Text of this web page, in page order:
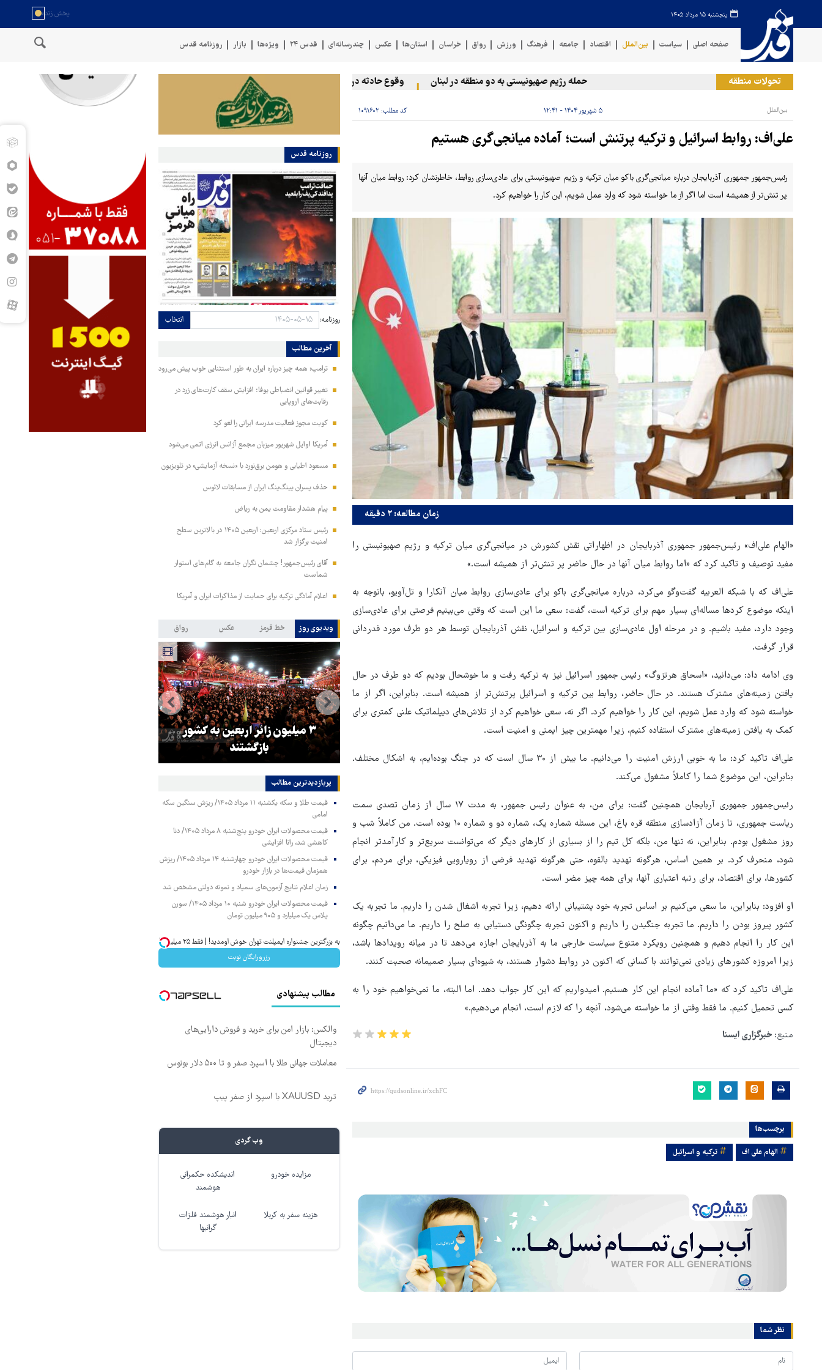
پنجشنبه ۱۵ مرداد ۱۴۰۵
صفحه اصلی سیاست بین‌الملل اقتصاد جامعه فرهنگ ورزش رواق خراسان استان‌ها عکس چندرسانه‌ای قدس ۲۴ ویژه‌ها بازار روزنامه قدس
تحولات منطقه حمله رژیم صهیونیستی به دو منطقه در لبنان وقوع حادثه دریایی در سواحل عمان سخنگوی نیروهای مسلح یمن: کشتی نفتی عربستان را با موشک بالستیک
بین‌الملل ۵ شهریور ۱۴۰۴ - ۱۲:۴۱ کد مطلب: ۱۰۹۱۶۰۲
علی‌اف: روابط اسرائیل و ترکیه پرتنش است؛ آماده میانجی‌گری هستیم
رئیس‌جمهور جمهوری آذربایجان درباره میانجی‌گری باکو میان ترکیه و رژیم صهیونیستی برای عادی‌سازی روابط، خاطرنشان کرد: روابط میان آنها
پر تنش‌تر از همیشه است اما اگر از ما خواسته شود که وارد عمل شویم، این کار را خواهیم کرد.
زمان مطالعه: ۲ دقیقه
«الهام علی‌اف» رئیس‌جمهور جمهوری آذربایجان در اظهاراتی نقش کشورش در میانجی‌گری میان ترکیه و رژیم صهیونیستی را
مفید توصیف و تاکید کرد که «اما روابط میان آنها در حال حاضر پر تنش‌تر از همیشه است.»
علی‌اف که با شبکه العربیه گفت‌وگو می‌کرد، درباره میانجی‌گری باکو برای عادی‌سازی روابط میان آنکارا و تل‌آویو، باتوجه به
اینکه موضوع کردها مساله‌ای بسیار مهم برای ترکیه است، گفت: سعی ما این است که وقتی می‌بینیم فرصتی برای عادی‌سازی
وجود دارد، مفید باشیم. و در مرحله اول عادی‌سازی بین ترکیه و اسرائیل، نقش آذربایجان توسط هر دو طرف مورد قدردانی
قرار گرفت.
وی ادامه داد: می‌دانید، «اسحاق هرتزوگ» رئیس جمهور اسرائیل نیز به ترکیه رفت و ما خوشحال بودیم که دو طرف در حال
یافتن زمینه‌های مشترک هستند. در حال حاضر، روابط بین ترکیه و اسرائیل پرتنش‌تر از همیشه است. بنابراین، اگر از ما
خواسته شود که وارد عمل شویم، این کار را خواهیم کرد. اگر نه، سعی خواهیم کرد از تلاش‌های دیپلماتیک علنی کمتری برای
کمک به یافتن زمینه‌های مشترک استفاده کنیم، زیرا مهمترین چیز ایمنی و امنیت است.
علی‌اف تاکید کرد: ما به خوبی ارزش امنیت را می‌دانیم. ما بیش از ۳۰ سال است که در جنگ بوده‌ایم، به اشکال مختلف.
بنابراین، این موضوع شما را کاملاً مشغول می‌کند.
رئیس‌جمهور جمهوری آربایجان همچنین گفت: برای من، به عنوان رئیس جمهور، به مدت ۱۷ سال از زمان تصدی سمت
ریاست جمهوری، تا زمان آزادسازی منطقه قره باغ، این مسئله شماره یک، شماره دو و شماره ۱۰ بوده است. من کاملاً شب و
روز مشغول بودم. بنابراین، نه تنها من، بلکه کل تیم را از بسیاری از کارهای دیگر که می‌توانست سریع‌تر و کارآمدتر انجام
شود، منحرف کرد. بر همین اساس، هرگونه تهدید بالقوه، حتی هرگونه تهدید فرضی از رویارویی فیزیکی، برای مردم، برای
کشورها، برای اقتصاد، برای رتبه اعتباری آنها، برای همه چیز مضر است.
او افزود: بنابراین، ما سعی می‌کنیم بر اساس تجربه خود پشتیبانی ارائه دهیم، زیرا تجربه اشغال شدن را داریم. ما تجربه یک
کشور پیروز بودن را داریم. ما تجربه جنگیدن را داریم و اکنون تجربه چگونگی دستیابی به صلح را داریم. ما می‌دانیم چگونه
این کار را انجام دهیم و همچنین رویکرد متنوع سیاست خارجی ما به آذربایجان اجازه می‌دهد تا در میانه رویدادها باشد،
زیرا امروزه کشورهای زیادی نمی‌توانند با کسانی که اکنون در روابط دشوار هستند، به شیوه‌ای بسیار صمیمانه صحبت کنند.
علی‌اف تاکید کرد که «ما آماده انجام این کار هستیم. امیدواریم که این کار جواب دهد. اما البته، ما نمی‌خواهیم خود را به
کسی تحمیل کنیم. ما فقط وقتی از ما خواسته می‌شود، آنچه را که لازم است، انجام می‌دهیم.»
منبع: خبرگزاری ایسنا
برچسب‌ها
الهام علی اف ترکیه و اسرائیل
نظر شما
روزنامه قدس
روزنامه: انتخاب
آخرین مطالب
ترامپ: همه چیز درباره ایران به طور استثنایی خوب پیش می‌رود
تغییر قوانین انضباطی یوفا؛ افزایش سقف کارت‌های زرد در
رقابت‌های اروپایی
کویت مجوز فعالیت مدرسه ایرانی را لغو کرد
آمریکا اوایل شهریور میزبان مجمع آژانس انرژی اتمی می‌شود
مسعود اطیابی و هومن برق‌نورد با «نسخه آزمایشی» در تلویزیون
حذف پسران پینگ‌پنگ ایران از مسابقات لائوس
پیام هشدار مقاومت یمن به ریاض
رئیس ستاد مرکزی اربعین: اربعین ۱۴۰۵ در بالاترین سطح
امنیت برگزار شد
آقای رئیس‌جمهور! چشمان نگران جامعه به گام‌های استوار
شماست
اعلام آمادگی ترکیه برای حمایت از مذاکرات ایران و آمریکا
ویدیوی روز خط قرمز عکس رواق
هماهنگی محور مقاومت، آمریکا را
ترامپ نماد فساد، اقتدارگرایی و
۳ میلیون زائر اربعین به کشور
بازگشتند
پربازدیدترین‌ مطالب
قیمت طلا و سکه یکشنبه ۱۱ مرداد ۱۴۰۵/ ریزش سنگین سکه
امامی
قیمت محصولات ایران خودرو پنج‌شنبه ۸ مرداد ۱۴۰۵/ دنا
کاهشی شد، رانا افزایشی
قیمت محصولات ایران خودرو چهارشنبه ۱۴ مرداد ۱۴۰۵/ ریزش
همزمان قیمت‌ها در بازار خودرو
زمان اعلام نتایج آزمون‌های سمپاد و نمونه دولتی مشخص شد
قیمت محصولات ایران خودرو شنبه ۱۰ مرداد ۱۴۰۵/ سورن
پلاس یک میلیارد و ۹۰۵ میلیون تومان
به بزرگترین جشنواره ایمپلنت تهران خوش اومدید! | فقط ۲۵ میلیون !
رزرورایگان نوبت
مطالب پیشنهادی
والکس: بازار امن برای خرید و فروش دارایی‌های
دیجیتال
معاملات جهانی طلا با اسپرد صفر و تا ۵۰۰ دلار بونوس
ترید XAUUSD با اسپرد از صفر پیپ
وب گردی
مزایده خودرو
اندیشکده حکمرانی
هوشمند
هزینه سفر به کربلا
انبار هوشمند فلزات
گرانبها